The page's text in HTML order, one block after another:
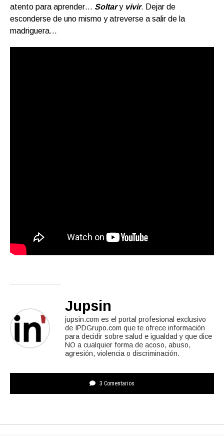
atento para aprender… Soltary vivir. Dejar de
esconderse de uno mismo y atreverse a salir de la
madriguera…
Jupsin
jupsin.com es el portal profesional exclusivo
de IPDGrupo.com que te ofrece información
para decidir sobre salud e igualdad y que dice
NO a cualquier forma de acoso, abuso,
agresión, violencia o discriminación.
3 Comentarios